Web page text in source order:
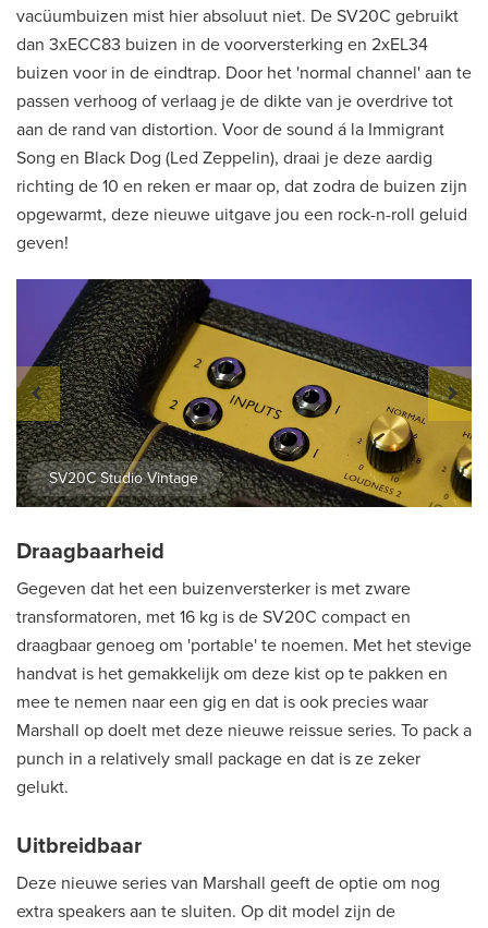
vacüumbuizen mist hier absoluut niet. De SV20C gebruikt
dan 3xECC83 buizen in de voorversterking en 2xEL34
buizen voor in de eindtrap. Door het 'normal channel' aan te
passen verhoog of verlaag je de dikte van je overdrive tot
aan de rand van distortion. Voor de sound á la Immigrant
Song en Black Dog (Led Zeppelin), draai je deze aardig
richting de 10 en reken er maar op, dat zodra de buizen zijn
opgewarmt, deze nieuwe uitgave jou een rock-n-roll geluid
geven!
SV20C Studio Vintage
Draagbaarheid
Gegeven dat het een buizenversterker is met zware
transformatoren, met 16 kg is de SV20C compact en
draagbaar genoeg om 'portable' te noemen. Met het stevige
handvat is het gemakkelijk om deze kist op te pakken en
mee te nemen naar een gig en dat is ook precies waar
Marshall op doelt met deze nieuwe reissue series. To pack a
punch in a relatively small package en dat is ze zeker
gelukt.
Uitbreidbaar
Deze nieuwe series van Marshall geeft de optie om nog
extra speakers aan te sluiten. Op dit model zijn de